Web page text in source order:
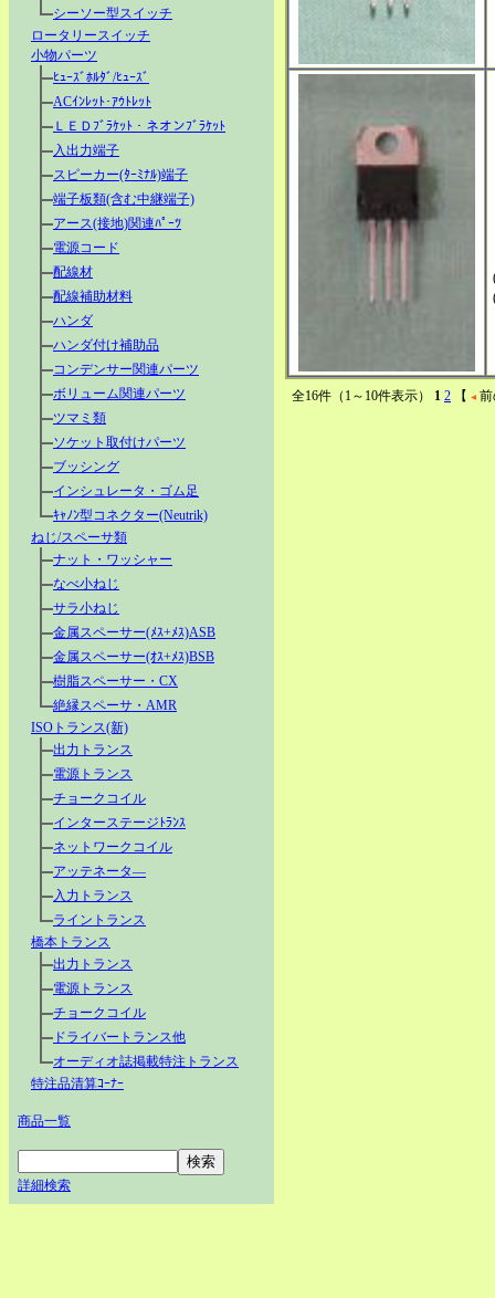
シーソー型スイッチ
ロータリースイッチ
小物パーツ
ﾋｭｰｽﾞﾎﾙﾀﾞ/ﾋｭｰｽﾞ
ACｲﾝﾚｯﾄ･ｱｳﾄﾚｯﾄ
ＬＥＤﾌﾞﾗｹｯﾄ・ネオンﾌﾞﾗｹｯﾄ
入出力端子
スピーカー(ﾀｰﾐﾅﾙ)端子
端子板類(含む中継端子)
アース(接地)関連ﾊﾟｰﾂ
電源コード
配線材
配線補助材料
ハンダ
ハンダ付け補助品
コンデンサー関連パーツ
ボリューム関連パーツ
ツマミ類
ソケット取付けパーツ
ブッシング
インシュレータ・ゴム足
ｷｬﾉﾝ型コネクター(Neutrik)
ねじ/スペーサ類
ナット・ワッシャー
なべ小ねじ
サラ小ねじ
金属スペーサー(ﾒｽ+ﾒｽ)ASB
金属スペーサー(ｵｽ+ﾒｽ)BSB
樹脂スペーサー・CX
絶縁スペーサ・AMR
ISOトランス(新)
出力トランス
電源トランス
チョークコイル
インターステージﾄﾗﾝｽ
ネットワークコイル
アッテネータ―
入力トランス
ライントランス
橋本トランス
出力トランス
電源トランス
チョークコイル
ドライバートランス他
オーディオ誌掲載特注トランス
特注品清算ｺｰﾅｰ
商品一覧
詳細検索
全16件（1～10件表示） 1 2 【